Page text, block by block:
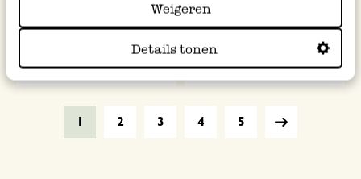
Weigeren
Details tonen
feest
2 3 4 5